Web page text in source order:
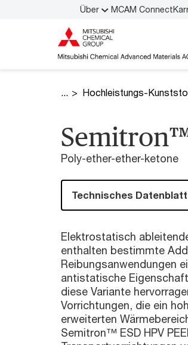
Über MCAM Connect
Hochleistungs-
Poly-ether-ether-ketone
Technisches Datenblatt
Elektrostatisch
enthalten bestimmte
Reibungsanwendungen
antistatische
diese Variante
Vorrichtungen, die ein
erweiterten
Semitron™ ESD HPV